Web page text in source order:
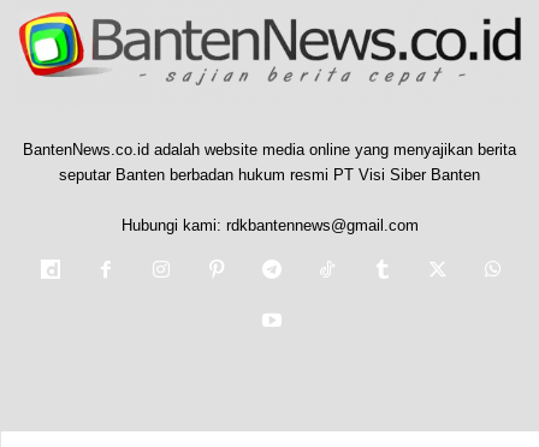
BantenNews.co.id adalah website media online yang menyajikan berita
seputar Banten berbadan hukum resmi PT Visi Siber Banten
Hubungi kami: rdkbantennews@gmail.com